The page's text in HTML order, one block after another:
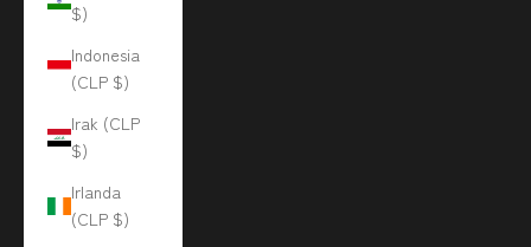
$)
Indonesia
(CLP $)
Irak (CLP
$)
Irlanda
(CLP $)